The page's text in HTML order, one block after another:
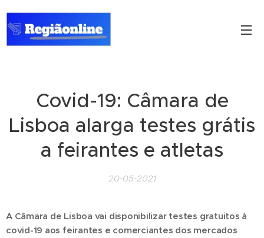
Covid-19: Câmara de
Lisboa alarga testes grátis
a feirantes e atletas
20-05-2021
A Câmara de Lisboa vai disponibilizar testes gratuitos à
covid-19 aos feirantes e comerciantes dos mercados